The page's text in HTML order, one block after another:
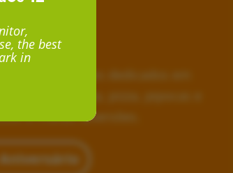
Criança
monitores dedicados em
com fruta, pizza, pipocas e
a muitas diversões.
the best
in